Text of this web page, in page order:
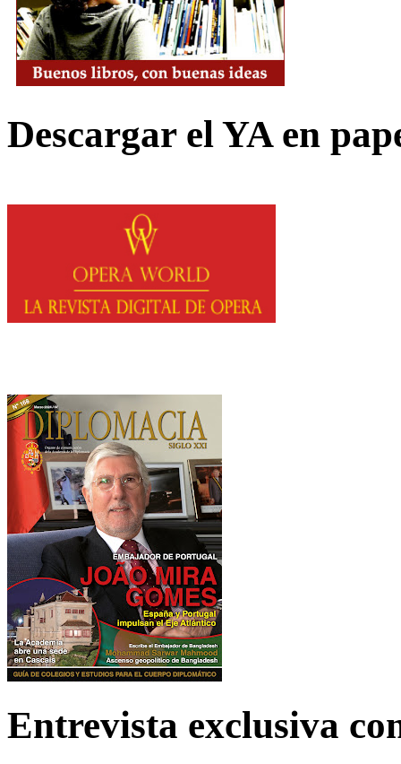
Descargar el YA en
Entrevista exclusiva